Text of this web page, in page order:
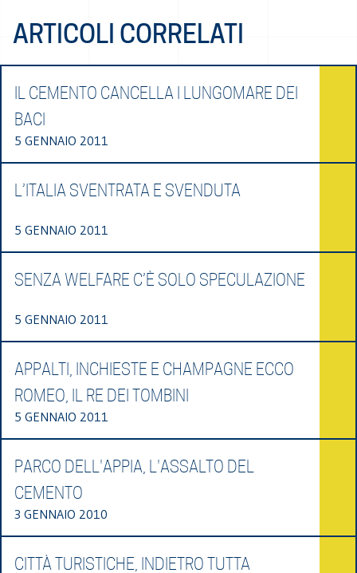
ARTICOLI CORRELATI
IL CEMENTO CANCELLA I LUNGOMARE DEI
BACI
5 GENNAIO 2011
L’ITALIA SVENTRATA E SVENDUTA
5 GENNAIO 2011
SENZA WELFARE C’È SOLO SPECULAZIONE
5 GENNAIO 2011
APPALTI, INCHIESTE E CHAMPAGNE ECCO
ROMEO, IL RE DEI TOMBINI
5 GENNAIO 2011
PARCO DELL'APPIA, L'ASSALTO DEL
CEMENTO
3 GENNAIO 2010
CITTÀ TURISTICHE, INDIETRO TUTTA